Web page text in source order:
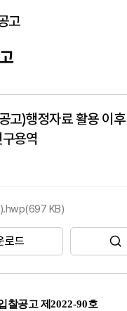
고
고)행정자료 활용 이
용역
).hwp(697 KB)
로드
찰공고 제2022-90호